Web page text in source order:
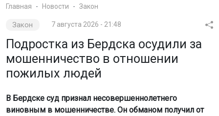
Главная Новости Закон
Закон 7 августа 2026 - 21:48
Подростка из Бердска осудили за
мошенничество в отношении
пожилых людей
В Бердске суд признал несовершеннолетнего
виновным в мошенничестве. Он обманом получил от